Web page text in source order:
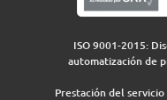
ISO 9001-2015:
automatización de
Prestación del